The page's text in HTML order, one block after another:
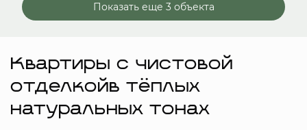
Показать еще 3 объектa
Квартиры с чистовой
отделкойв тёплых
натуральных тонах